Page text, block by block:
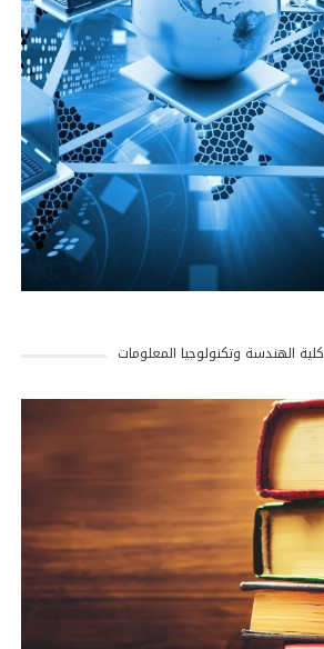
كلية الهندسة وتكنولوجيا المعلومات